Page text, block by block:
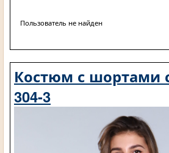
Пользователь не найден
Костюм с шортами
304-3